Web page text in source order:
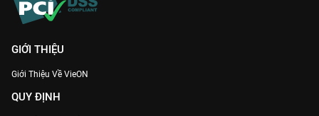
GIỚI THIỆU
Giới Thiệu Về VieON
QUY ĐỊNH